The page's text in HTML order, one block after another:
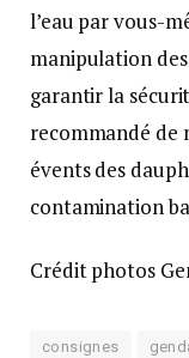
l’eau par vous-
manipulation
garantir la
recommandé de
évents des
contamination
Crédit photos
consignes